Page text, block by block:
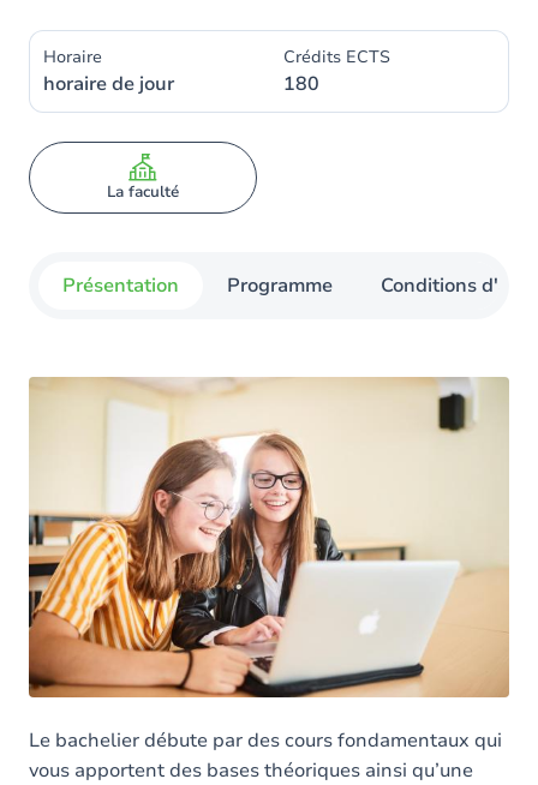
Horaire
horaire de jour
Crédits ECTS
180
La faculté
Présentation Programme Conditions
Le bachelier débute par des cours fondamentaux qui
vous apportent des bases théoriques ainsi qu’une